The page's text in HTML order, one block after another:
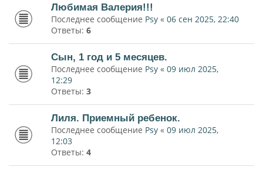
Любимая Валерия!!!
Последнее сообщение Psy « 06 сен 2025, 22:40
Ответы: 6
Сын, 1 год и 5 месяцев.
Последнее сообщение Psy « 09 июл 2025,
12:29
Ответы: 3
Лиля. Приемный ребенок.
Последнее сообщение Psy « 09 июл 2025,
12:03
Ответы: 4